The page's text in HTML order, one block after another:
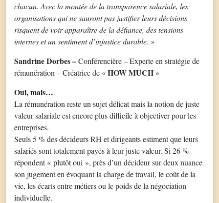
chacun. Avec la montée de la transparence salariale, les
organisations qui ne sauront pas justifier leurs décisions
risquent de voir apparaître de la défiance, des tensions
internes et un sentiment d’injustice durable. »
Sandrine Dorbes –Conférencière – Experte en stratégie de
rémunération – Créatrice de «HOW MUCH»
Oui, mais…
La rémunération reste un sujet délicat mais la notion de juste
valeur salariale est encore plus difficile à objectiver pour les
entreprises.
Seuls 5 % des décideurs RH et dirigeants estiment que leurs
salariés sont totalement payés à leur juste valeur. Si 26 %
répondent « plutôt oui », près d’un décideur sur deux nuance
son jugement en évoquant la charge de travail, le coût de la
vie, les écarts entre métiers ou le poids de la négociation
individuelle.